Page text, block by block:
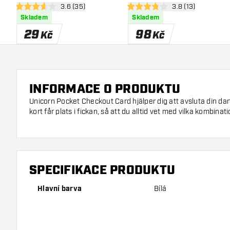
otevřít panel recenzí
3.6 hodnoticí hvězdičky
3.6 (35)
Skladem
29Kč
otevřít panel
3.8 hodnoticí hvězdičky
3.8 (13)
Skladem
98Kč
INFORMACE O PRODUKTU
Unicorn Pocket Checkout Card hjälper dig att avsluta din
kort får plats i fickan, så att du alltid vet med vilka
SPECIFIKACE PRODUKTU
Hlavní barva Bílá